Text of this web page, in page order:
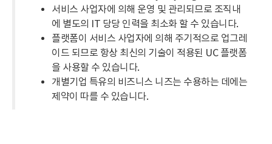
서비스 사업자에 의해 운영 및 관리되므로 조직내
에 별도의 IT 당당 인력을 최소화 할 수 있습니다.
플랫폼이 서비스 사업자에 의해 주기적으로 업그레
이드 되므로 항상 최신의 기술이 적용된 UC 플랫폼
을 사용할 수 있습니다.
개별기업 특유의 비즈니스 니즈는 수용하는 데에는
제약이 따를 수 있습니다.